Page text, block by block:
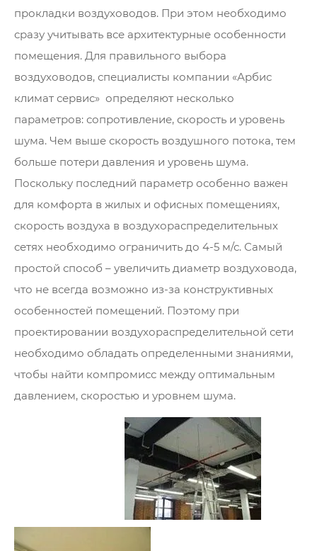
прокладки воздуховодов. При этом необходимо
сразу учитывать все архитектурные особенности
помещения. Для правильного выбора
воздуховодов, специалисты компании «Арбис
климат сервис» определяют несколько
параметров: сопротивление, скорость и уровень
шума. Чем выше скорость воздушного потока, тем
больше потери давления и уровень шума.
Поскольку последний параметр особенно важен
для комфорта в жилых и офисных помещениях,
скорость воздуха в воздухораспределительных
сетях необходимо ограничить до 4-5 м/с. Самый
простой способ – увеличить диаметр воздуховода,
что не всегда возможно из-за конструктивных
особенностей помещений. Поэтому при
проектировании воздухораспределительной сети
необходимо обладать определенными знаниями,
чтобы найти компромисс между оптимальным
давлением, скоростью и уровнем шума.